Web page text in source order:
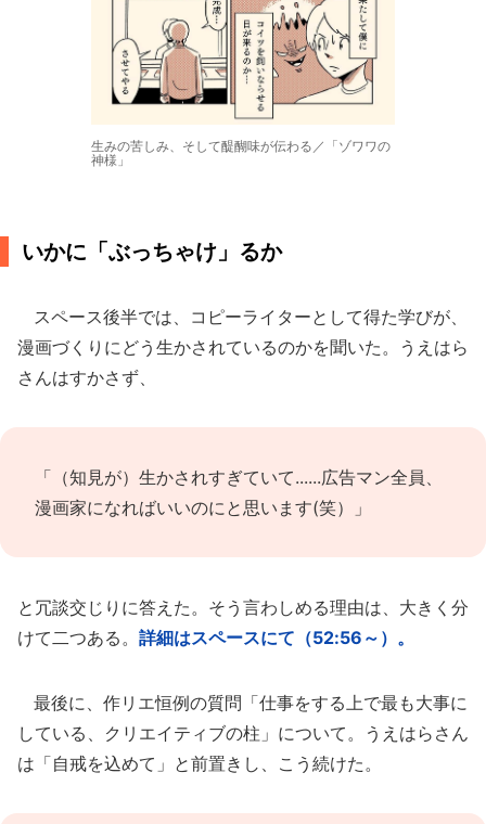
生みの苦しみ、そして醍醐味が伝わる／「ゾワワの
神様」
いかに「ぶっちゃけ」るか
スペース後半では、コピーライターとして得た学びが、
漫画づくりにどう生かされているのかを聞いた。うえはら
さんはすかさず、
「（知見が）生かされすぎていて......広告マン全員、
漫画家になればいいのにと思います(笑）」
と冗談交じりに答えた。そう言わしめる理由は、大きく分
けて二つある。 詳細はスペースにて（52:56～）。
最後に、作リエ恒例の質問「仕事をする上で最も大事に
している、クリエイティブの柱」について。うえはらさん
は「自戒を込めて」と前置きし、こう続けた。